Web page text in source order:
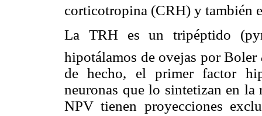
corticotropina (CRH) y también
La TRH es un tripéptido
hipotálamos de ovejas por Boler
de hecho, el primer factor
neuronas que lo sintetizan en
NPV tienen proyecciones